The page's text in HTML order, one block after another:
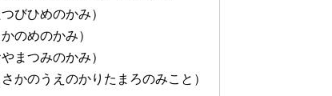
びひめのかみ）
のめのかみ）
まつみのかみ）
かのうえのかりたまろのみこと）